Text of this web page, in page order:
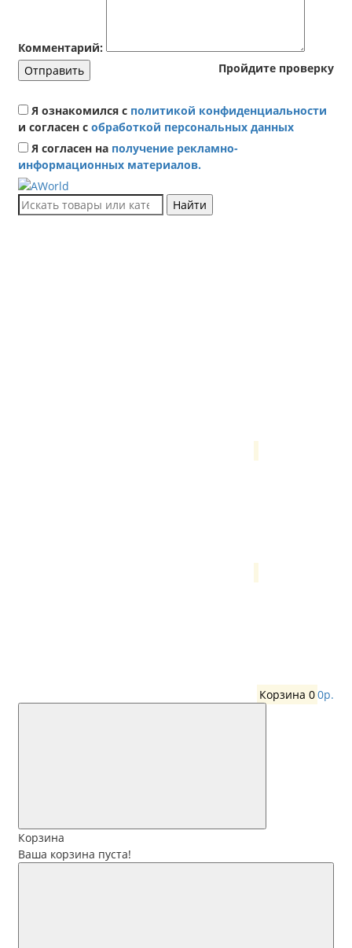
Комментарий:
Пройдите проверку
Отправить
Я ознакомился с политикой конфиденциальности
и согласен с обработкой персональных данных
Я согласен на получение рекламно-
информационных материалов.
Найти
Корзина 00р.
Корзина
Ваша корзина пуста!